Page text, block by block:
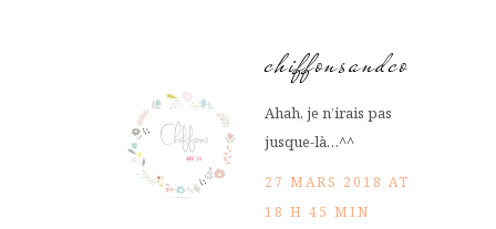
chiffonsandco
Ahah, je n’irais pas
jusque-là…^^
27 MARS 2018 AT
18 H 45 MIN